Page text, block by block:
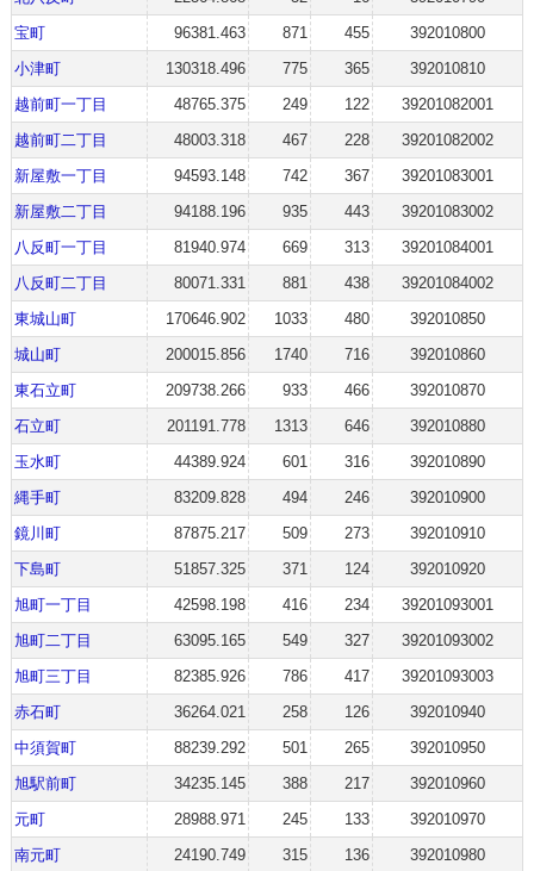
宝町
96381.463 871 455
392010800
小津町
130318.496 775 365
392010810
越前町一丁目
48765.375 249 122
39201082001
越前町二丁目
48003.318 467 228
39201082002
新屋敷一丁目
94593.148 742 367
39201083001
新屋敷二丁目
94188.196 935 443
39201083002
八反町一丁目
81940.974 669 313
39201084001
八反町二丁目
80071.331 881 438
39201084002
東城山町
170646.902 1033 480
392010850
城山町
200015.856 1740 716
392010860
東石立町
209738.266 933 466
392010870
石立町
201191.778 1313 646
392010880
玉水町
44389.924 601 316
392010890
縄手町
83209.828 494 246
392010900
鏡川町
87875.217 509 273
392010910
下島町
51857.325 371 124
392010920
旭町一丁目
42598.198 416 234
39201093001
旭町二丁目
63095.165 549 327
39201093002
旭町三丁目
82385.926 786 417
39201093003
赤石町
36264.021 258 126
392010940
中須賀町
88239.292 501 265
392010950
旭駅前町
34235.145 388 217
392010960
元町
28988.971 245 133
392010970
南元町
24190.749 315 136
392010980